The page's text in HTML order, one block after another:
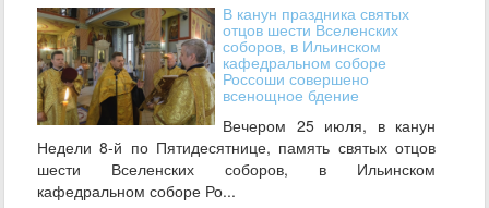
В канун праздника святых
отцов шести Вселенских
соборов, в Ильинском
кафедральном соборе
Россоши совершено
всенощное бдение
Вечером 25 июля, в канун
Недели 8-й по Пятидесятнице, память святых отцов
шести Вселенских соборов, в Ильинском
кафедральном соборе Ро...